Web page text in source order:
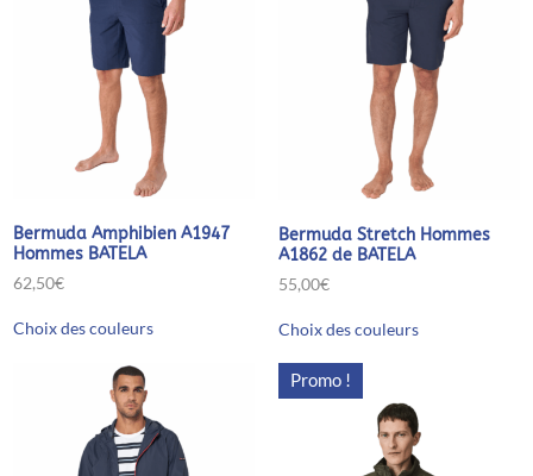
Bermuda Amphibien A1947
Hommes BATELA
62,50€
Choix des couleursproduit
options
peuvent
Bermuda Stretch Hommes
A1862 de BATELA
55,00€
Choix des couleursproduit
options
Promo !